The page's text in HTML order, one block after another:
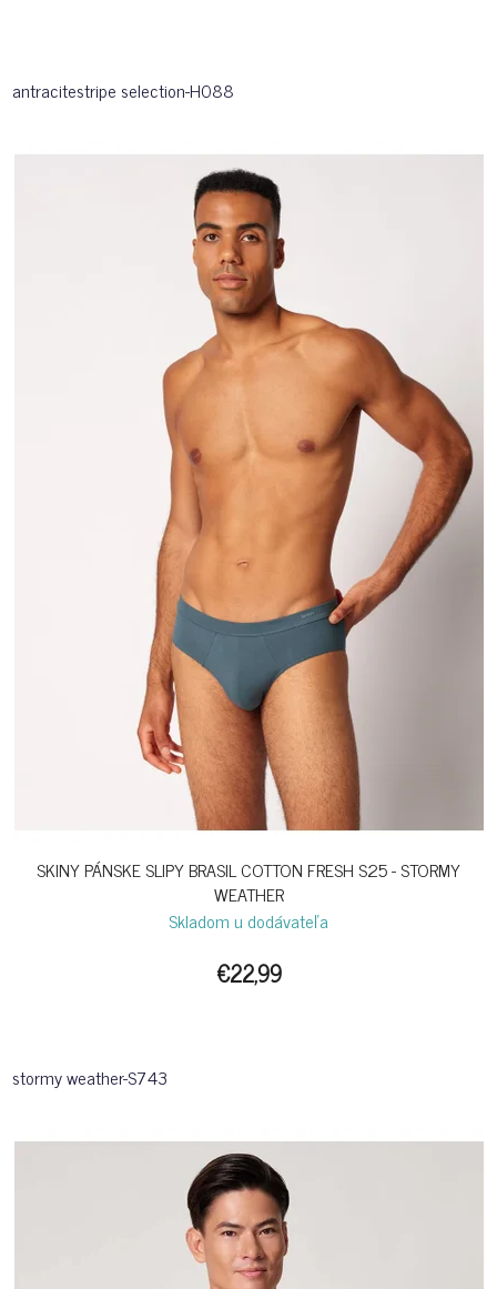
antracitestripe selection-H088
SKINY PÁNSKE SLIPY BRASIL COTTON FRESH S25 - STORMY
WEATHER
Skladom u dodávateľa
€22,99
stormy weather-S743